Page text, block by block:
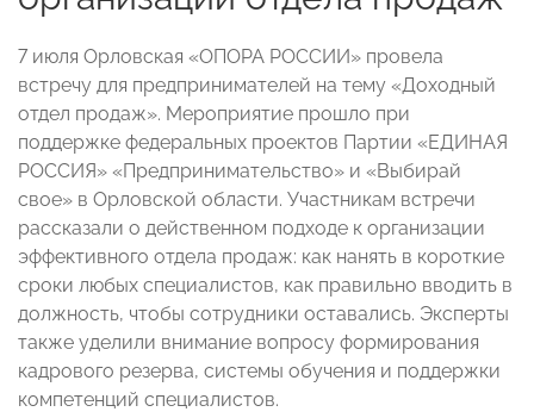
7 июля Орловская «ОПОРА РОССИИ» провела
встречу для предпринимателей на тему «Доходный
отдел продаж». Мероприятие прошло при
поддержке федеральных проектов Партии «ЕДИНАЯ
РОССИЯ» «Предпринимательство» и «Выбирай
свое» в Орловской области. Участникам встречи
рассказали о действенном подходе к организации
эффективного отдела продаж: как нанять в короткие
сроки любых специалистов, как правильно вводить в
должность, чтобы сотрудники оставались. Эксперты
также уделили внимание вопросу формирования
кадрового резерва, системы обучения и поддержки
компетенций специалистов.